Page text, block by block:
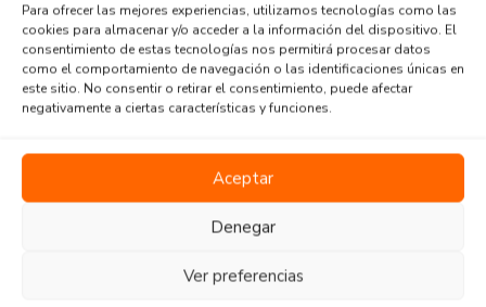
Para ofrecer las mejores experiencias, utilizamos tecnologías como las
cookies para almacenar y/o acceder a la información del dispositivo. El
consentimiento de estas tecnologías nos permitirá procesar datos
como el comportamiento de navegación o las identificaciones únicas en
este sitio. No consentir o retirar el consentimiento, puede afectar
negativamente a ciertas características y funciones.
Aceptar
Denegar
Ver preferencias
Agent Reviews
...